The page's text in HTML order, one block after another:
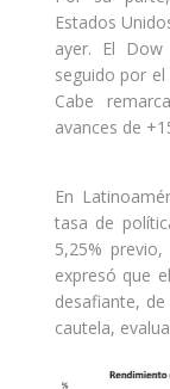
Estados
ayer. El
seguido por
Cabe
avances de
En
tasa de
5,25%
expresó que
desafiante,
cautela,